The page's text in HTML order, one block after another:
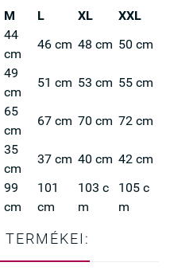
M L XL
XXL
44
cm
46 cm 48 cm 50 cm
49
cm
51 cm 53 cm 55 cm
65
cm
67 cm 70 cm 72 cm
35
cm
37 cm 40 cm 42 cm
99
cm
101
cm
103 c
m
105 c
m